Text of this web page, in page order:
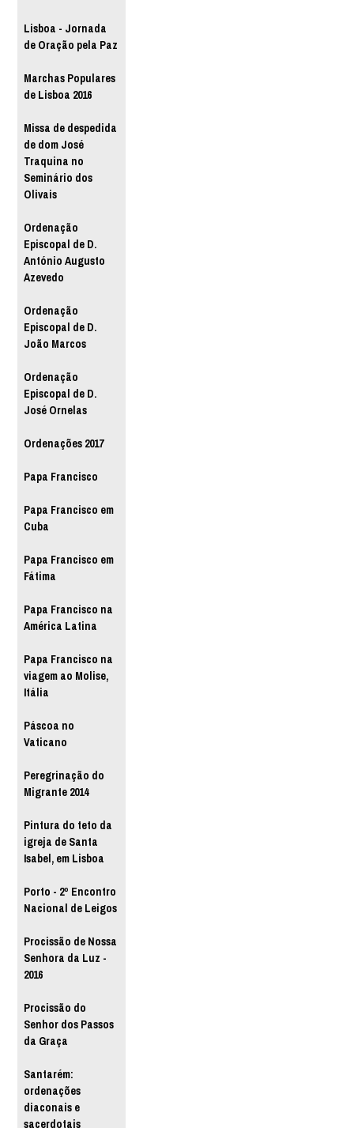
Lisboa - Jornada
de Oração pela Paz
Marchas Populares
de Lisboa 2016
Missa de despedida
de dom José
Traquina no
Seminário dos
Olivais
Ordenação
Episcopal de D.
António Augusto
Azevedo
Ordenação
Episcopal de D.
João Marcos
Ordenação
Episcopal de D.
José Ornelas
Ordenações 2017
Papa Francisco
Papa Francisco em
Cuba
Papa Francisco em
Fátima
Papa Francisco na
América Latina
Papa Francisco na
viagem ao Molise,
Itália
Páscoa no
Vaticano
Peregrinação do
Migrante 2014
Pintura do teto da
igreja de Santa
Isabel, em Lisboa
Porto - 2º Encontro
Nacional de Leigos
Procissão de Nossa
Senhora da Luz -
2016
Procissão do
Senhor dos Passos
da Graça
Santarém:
ordenações
diaconais e
sacerdotais